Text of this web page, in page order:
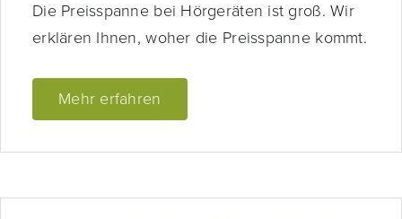
Die Preisspanne bei Hörgeräten ist groß. Wir
erklären Ihnen, woher die Preisspanne kommt.
Mehr erfahren